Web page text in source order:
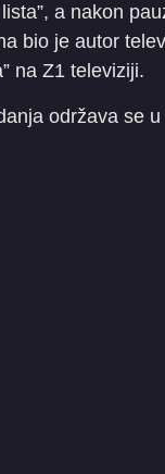
a nakon
bio je autor
na Z1 televiziji.
održava se